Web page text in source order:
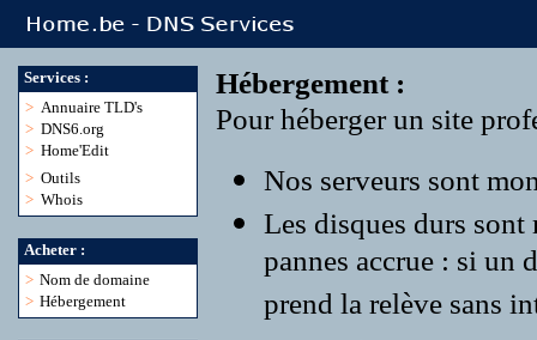
Services :
> Annuaire TLD's
> DNS6.org
> Home'Edit
> Outils
> Whois
Acheter :
> Nom de domaine
> Hébergement
Hébergement :
Pour héberger un site
Nos serveurs sont
Les disques durs
pannes accrue : si un
prend la relève sans